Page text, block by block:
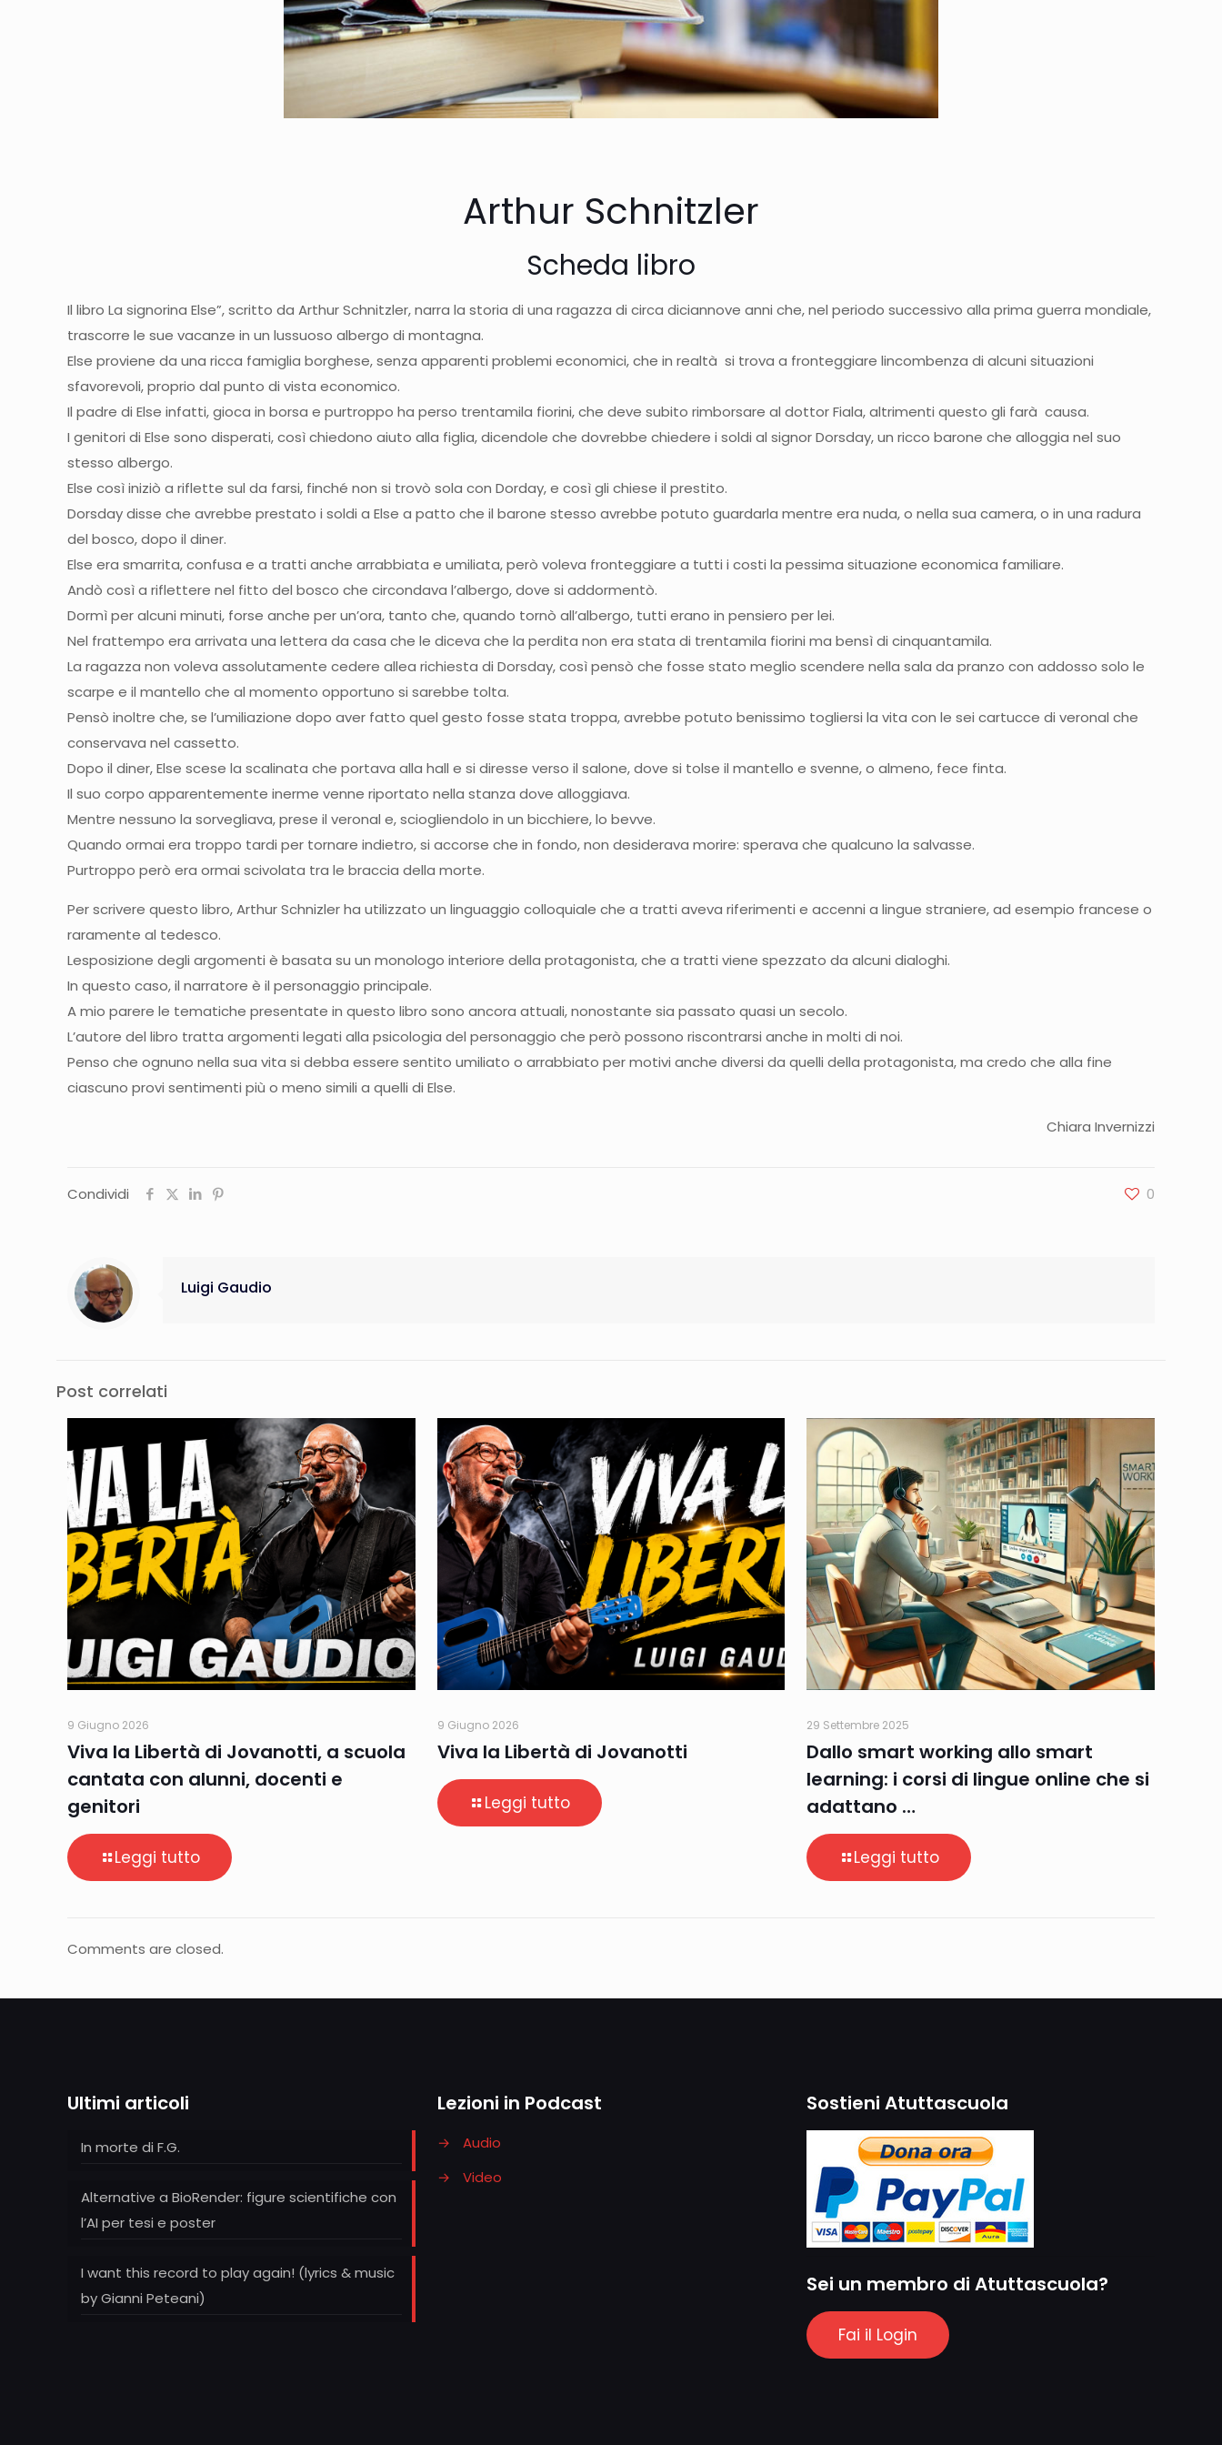
Arthur Schnitzler
Scheda libro
Il libro La signorina Else”, scritto da Arthur Schnitzler, narra la storia di una ragazza di circa diciannove anni che, nel periodo successivo alla prima guerra mondiale,
trascorre le sue vacanze in un lussuoso albergo di montagna.
Else proviene da una ricca famiglia borghese, senza apparenti problemi economici, che in realtà si trova a fronteggiare lincombenza di alcuni situazioni
sfavorevoli, proprio dal punto di vista economico.
Il padre di Else infatti, gioca in borsa e purtroppo ha perso trentamila fiorini, che deve subito rimborsare al dottor Fiala, altrimenti questo gli farà causa.
I genitori di Else sono disperati, così chiedono aiuto alla figlia, dicendole che dovrebbe chiedere i soldi al signor Dorsday, un ricco barone che alloggia nel suo
stesso albergo.
Else così iniziò a riflette sul da farsi, finché non si trovò sola con Dorday, e così gli chiese il prestito.
Dorsday disse che avrebbe prestato i soldi a Else a patto che il barone stesso avrebbe potuto guardarla mentre era nuda, o nella sua camera, o in una radura
del bosco, dopo il diner.
Else era smarrita, confusa e a tratti anche arrabbiata e umiliata, però voleva fronteggiare a tutti i costi la pessima situazione economica familiare.
Andò così a riflettere nel fitto del bosco che circondava l’albergo, dove si addormentò.
Dormì per alcuni minuti, forse anche per un’ora, tanto che, quando tornò all’albergo, tutti erano in pensiero per lei.
Nel frattempo era arrivata una lettera da casa che le diceva che la perdita non era stata di trentamila fiorini ma bensì di cinquantamila.
La ragazza non voleva assolutamente cedere allea richiesta di Dorsday, così pensò che fosse stato meglio scendere nella sala da pranzo con addosso solo le
scarpe e il mantello che al momento opportuno si sarebbe tolta.
Pensò inoltre che, se l’umiliazione dopo aver fatto quel gesto fosse stata troppa, avrebbe potuto benissimo togliersi la vita con le sei cartucce di veronal che
conservava nel cassetto.
Dopo il diner, Else scese la scalinata che portava alla hall e si diresse verso il salone, dove si tolse il mantello e svenne, o almeno, fece finta.
Il suo corpo apparentemente inerme venne riportato nella stanza dove alloggiava.
Mentre nessuno la sorvegliava, prese il veronal e, sciogliendolo in un bicchiere, lo bevve.
Quando ormai era troppo tardi per tornare indietro, si accorse che in fondo, non desiderava morire: sperava che qualcuno la salvasse.
Purtroppo però era ormai scivolata tra le braccia della morte.
Per scrivere questo libro, Arthur Schnizler ha utilizzato un linguaggio colloquiale che a tratti aveva riferimenti e accenni a lingue straniere, ad esempio francese o
raramente al tedesco.
Lesposizione degli argomenti è basata su un monologo interiore della protagonista, che a tratti viene spezzato da alcuni dialoghi.
In questo caso, il narratore è il personaggio principale.
A mio parere le tematiche presentate in questo libro sono ancora attuali, nonostante sia passato quasi un secolo.
L’autore del libro tratta argomenti legati alla psicologia del personaggio che però possono riscontrarsi anche in molti di noi.
Penso che ognuno nella sua vita si debba essere sentito umiliato o arrabbiato per motivi anche diversi da quelli della protagonista, ma credo che alla fine
ciascuno provi sentimenti più o meno simili a quelli di Else.
Chiara Invernizzi
Condividi 0
Luigi Gaudio
Post correlati
9 Giugno 2026
Viva la Libertà di Jovanotti, a scuola
cantata con alunni, docenti e
genitori
Leggi tutto
9 Giugno 2026
Viva la Libertà di Jovanotti
Leggi tutto
29 Settembre 2025
Dallo smart working allo smart
learning: i corsi di lingue online che si
adattano …
Leggi tutto
Comments are closed.
Ultimi articoli
In morte di F.G.
Alternative a BioRender: figure scientifiche con
l’AI per tesi e poster
I want this record to play again! (lyrics & music
by Gianni Peteani)
Lezioni in Podcast
→
Audio
→
Video
Sostieni Atuttascuola
Sei un membro di Atuttascuola?
Fai il Login